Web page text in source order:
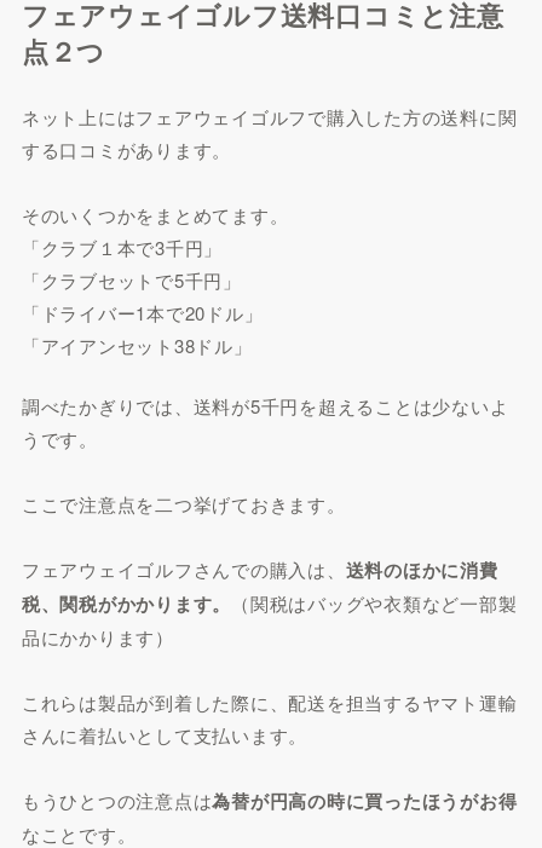
フェアウェイゴルフ送料口コミと注意
点２つ
ネット上にはフェアウェイゴルフで購入した方の送料に関
する口コミがあります。
そのいくつかをまとめてます。
「クラブ１本で3千円」
「クラブセットで5千円」
「ドライバー1本で20ドル」
「アイアンセット38ドル」
調べたかぎりでは、送料が5千円を超えることは少ないよ
うです。
ここで注意点を二つ挙げておきます。
フェアウェイゴルフさんでの購入は、 送料のほかに消費
税、関税がかかります。
（関税はバッグや衣類など一部製
品にかかります）
これらは製品が到着した際に、配送を担当するヤマト運輸
さんに着払いとして支払います。
もうひとつの注意点は為替が円高の時に買ったほうがお得
なことです。